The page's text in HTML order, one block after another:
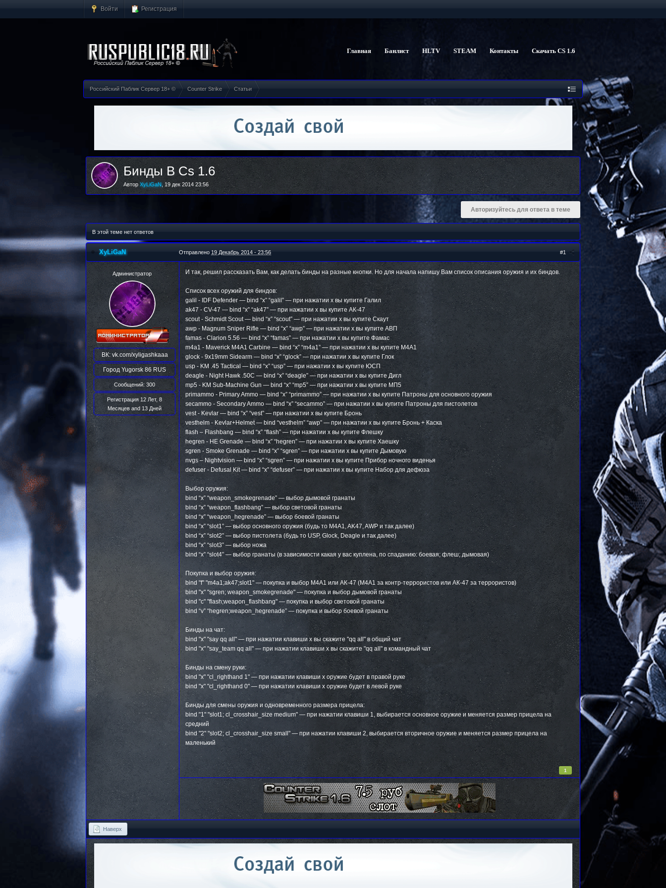
Войти Регистрация
Главная Банлист HLTV STEAM Контакты Скачать CS 1.6
Российский Паблик Сервер 18+ © Counter Strike Статьи
Бинды В Cs 1.6
Автор XyLiGaN, 19 дек 2014 23:56
Авторизуйтесь для ответа в теме
В этой теме нет ответов
#1
XyLiGaN Отправлено 19 Декабрь 2014 - 23:56
Администратор
ВК: vk.com/xyligashkaaa
Город Yugorsk 86 RUS
Сообщений: 300
Регистрация 12 Лет, 8
Месяцев and 13 Дней
И так, решил рассказать Вам, как делать бинды на разные кнопки. Но для начала напишу Вам список описания оружия и их биндов.
Список всех оружий для биндов:
galil - IDF Defender — bind “x” “galil” — при нажатии x вы купите Галил
ak47 - CV-47 — bind “x” “ak47” — при нажатии x вы купите АК-47
scout - Schmidt Scout — bind “x” “scout” — при нажатии x вы купите Скаут
awp - Magnum Sniper Rifle — bind “x” “awp” — при нажатии x вы купите АВП
famas - Clarion 5.56 — bind “x” “famas” — при нажатии x вы купите Фамас
m4a1 - Maverick M4A1 Carbine — bind “x” “m4a1” — при нажатии x вы купите М4А1
glock - 9x19mm Sidearm — bind “x” “glock” — при нажатии x вы купите Глок
usp - KM .45 Tactical — bind “x” “usp” — при нажатии x вы купите ЮСП
deagle - Night Hawk .50C — bind “x” “deagle” — при нажатии x вы купите Дигл
mp5 - KM Sub-Machine Gun — bind “x” “mp5” — при нажатии x вы купите МП5
primammo - Primary Ammo — bind “x” “primammo” — при нажатии x вы купите Патроны для основного оружия
secammo - Secondary Ammo — bind “x” “secammo” — при нажатии x вы купите Патроны для пистолетов
vest - Kevlar — bind “x” “vest” — при нажатии x вы купите Бронь
vesthelm - Kevlar+Helmet — bind “vesthelm” “awp” — при нажатии x вы купите Бронь + Каска
flash – Flashbang — bind “x” “flash” — при нажатии x вы купите Флешку
hegren - HE Grenade — bind “x” “hegren” — при нажатии x вы купите Хаешку
sgren - Smoke Grenade — bind “x” “sgren” — при нажатии x вы купите Дымовую
nvgs – Nightvision — bind “x” “sgren” — при нажатии x вы купите Прибор ночного виденья
defuser - Defusal Kit — bind “x” “defuser” — при нажатии x вы купите Набор для дефюза
Выбор оружия:
bind “x” “weapon_smokegrenade” — выбор дымовой гранаты
bind “x” “weapon_flashbang” — выбор световой гранаты
bind “x” “weapon_hegrenade” — выбор боевой гранаты
bind “x” “slot1” — выбор основного оружия (будь то M4A1, AK47, AWP и так далее)
bind “x” “slot2” — выбор пистолета (будь то USP, Glock, Deagle и так далее)
bind “x” “slot3” — выбор ножа
bind “x” “slot4” — выбор гранаты (в зависимости какая у вас куплена, по спаданию: боевая; флеш; дымовая)
Покупка и выбор оружия:
bind "f" "m4a1;ak47;slot1" — покупка и выбор М4А1 или АК-47 (М4А1 за контр-террористов или АК-47 за террористов)
bind "x" "sgren; weapon_smokegrenade" — покупка и выбор дымовой гранаты
bind "c" "flash;weapon_flashbang" — покупка и выбор световой гранаты
bind “v” “hegren;weapon_hegrenade” — покупка и выбор боевой гранаты
Бинды на чат:
bind "x" "say qq all" — при нажатии клавиши x вы скажите "qq all" в общий чат
bind "x" "say_team qq all" — при нажатии клавиши x вы скажите "qq all" в командный чат
Бинды на смену руки:
bind "x" "cl_righthand 1" — при нажатии клавиши x оружие будет в правой руке
bind "x" "cl_righthand 0" — при нажатии клавиши x оружие будет в левой руке
Бинды для смены оружия и одновременного размера прицела:
bind "1" "slot1; cl_crosshair_size medium" — при нажатии клавиши 1, выбирается основное оружие и меняется размер прицела на
средний
bind "2" "slot2; cl_crosshair_size small" — при нажатии клавиши 2, выбирается вторичное оружие и меняется размер прицела на
маленький
1
Наверх